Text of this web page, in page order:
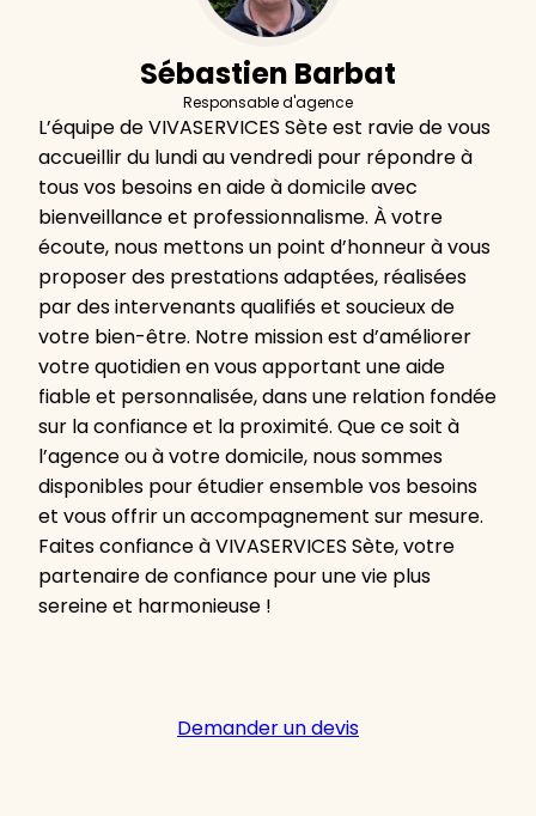
Sébastien Barbat
Responsable d'agence
L’équipe de VIVASERVICES Sète est ravie de vous
accueillir du lundi au vendredi pour répondre à
tous vos besoins en aide à domicile avec
bienveillance et professionnalisme. À votre
écoute, nous mettons un point d’honneur à vous
proposer des prestations adaptées, réalisées
par des intervenants qualifiés et soucieux de
votre bien-être. Notre mission est d’améliorer
votre quotidien en vous apportant une aide
fiable et personnalisée, dans une relation fondée
sur la confiance et la proximité. Que ce soit à
l’agence ou à votre domicile, nous sommes
disponibles pour étudier ensemble vos besoins
et vous offrir un accompagnement sur mesure.
Faites confiance à VIVASERVICES Sète, votre
partenaire de confiance pour une vie plus
sereine et harmonieuse !
Demander un devis